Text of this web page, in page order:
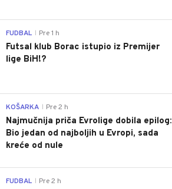
FUDBAL Pre 1 h
Futsal klub Borac istupio iz Premijer
lige BiH!?
KOŠARKA Pre 2 h
Najmučnija priča Evrolige dobila epilog:
Bio jedan od najboljih u Evropi, sada
kreće od nule
FUDBAL Pre 2 h